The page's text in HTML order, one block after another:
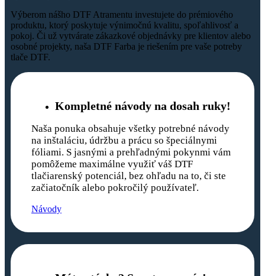
Výberom nášho DTF Atramentu investujete do prémiového
produktu, ktorý poskytuje výnimočnú kvalitu, spoľahlivosť a
pokoj. Či už vytvárate zákazkové objednávky pre klientov alebo
osobné projekty, naša DTF Farba je riešením pre vaše potreby
tlače DTF.
Kompletné návody na dosah ruky!
Naša ponuka obsahuje všetky potrebné návody
na inštaláciu, údržbu a prácu so špeciálnymi
fóliami. S jasnými a prehľadnými pokynmi vám
pomôžeme maximálne využiť váš DTF
tlačiarenský potenciál, bez ohľadu na to, či ste
začiatočník alebo pokročilý používateľ.
Návody